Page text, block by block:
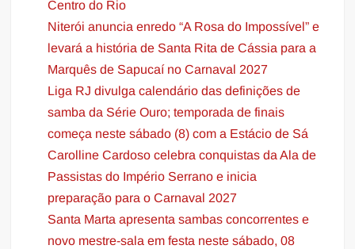
Centro do Rio
Niterói anuncia enredo “A Rosa do Impossível” e
levará a história de Santa Rita de Cássia para a
Marquês de Sapucaí no Carnaval 2027
Liga RJ divulga calendário das definições de
samba da Série Ouro; temporada de finais
começa neste sábado (8) com a Estácio de Sá
Carolline Cardoso celebra conquistas da Ala de
Passistas do Império Serrano e inicia
preparação para o Carnaval 2027
Santa Marta apresenta sambas concorrentes e
novo mestre-sala em festa neste sábado, 08